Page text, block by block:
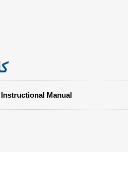
Manual